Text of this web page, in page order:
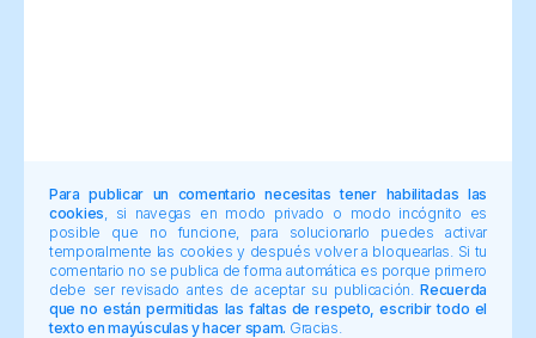
Para publicar un comentario necesitas tener habilitadas las
cookies , si navegas en modo privado o modo incógnito es
posible que no funcione, para solucionarlo puedes activar
temporalmente las cookies y después volver a bloquearlas. Si tu
comentario no se publica de forma automática es porque primero
debe ser revisado antes de aceptar su publicación.Recuerda
que no están permitidas las faltas de respeto, escribir todo el
texto en mayúsculas y hacer spam. Gracias.